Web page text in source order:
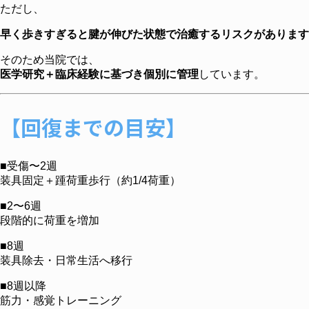
ただし、
早く歩きすぎると腱が伸びた状態で治癒するリスクがありま
そのため当院では、
医学研究＋臨床経験に基づき個別に管理 しています。
【回復までの目安】
■受傷〜2週
装具固定＋踵荷重歩行（約1/4荷重）
■2〜6週
段階的に荷重を増加
■8週
装具除去・日常生活へ移行
■8週以降
筋力・感覚トレーニング